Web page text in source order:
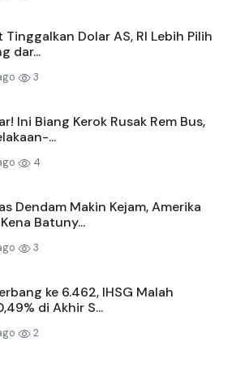
Tinggalkan Dolar AS, RI Lebih Pilih
dar...
3
Ini Biang Kerok Rusak Rem Bus,
...
4
Dendam Makin Kejam, Amerika
Batuny...
3
ke 6.462, IHSG Malah
di Akhir S...
2